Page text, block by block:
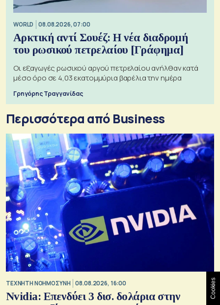
WORLD 08.08.2026, 07:00
Αρκτική αντί Σουέζ: Η νέα διαδρομή
του ρωσικού πετρελαίου [Γράφημα]
Οι εξαγωγές ρωσικού αργού πετρελαίου ανήλθαν κατά
μέσο όρο σε 4,03 εκατομμύρια βαρέλια την ημέρα
Γρηγόρης Τραγγανίδας
Περισσότερα από Business
TΕΧΝΗΤΗ ΝΟΗΜΟΣΥΝΗ 08.08.2026, 16:00
Nvidia: Επενδύει 3 δισ. δολάρια στην
Cookies